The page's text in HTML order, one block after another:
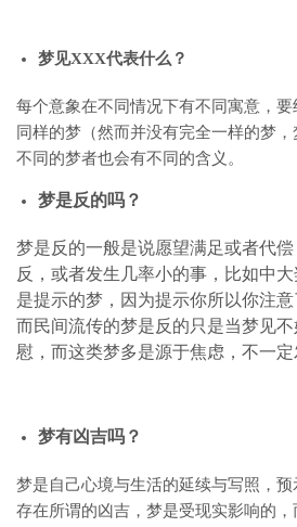
梦见XXX代表什么？
每个意象在不同情况下有不同寓意，
同样的梦（然而并没有完全一样的梦，
不同的梦者也会有不同的含义。
梦是反的吗？
梦是反的一般是说愿望满足或者代
反，或者发生几率小的事，比如中
是提示的梦，因为提示你所以你注意
而民间流传的梦是反的只是当梦见
慰，而这类梦多是源于焦虑，不一定
梦有凶吉吗？
梦是自己心境与生活的延续与写照，
存在所谓的凶吉，梦是受现实影响的